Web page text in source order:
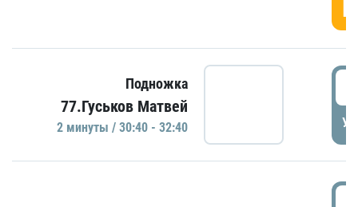
Подножка
77.Гуськов Матвей
2 минуты / 30:40 - 32:40